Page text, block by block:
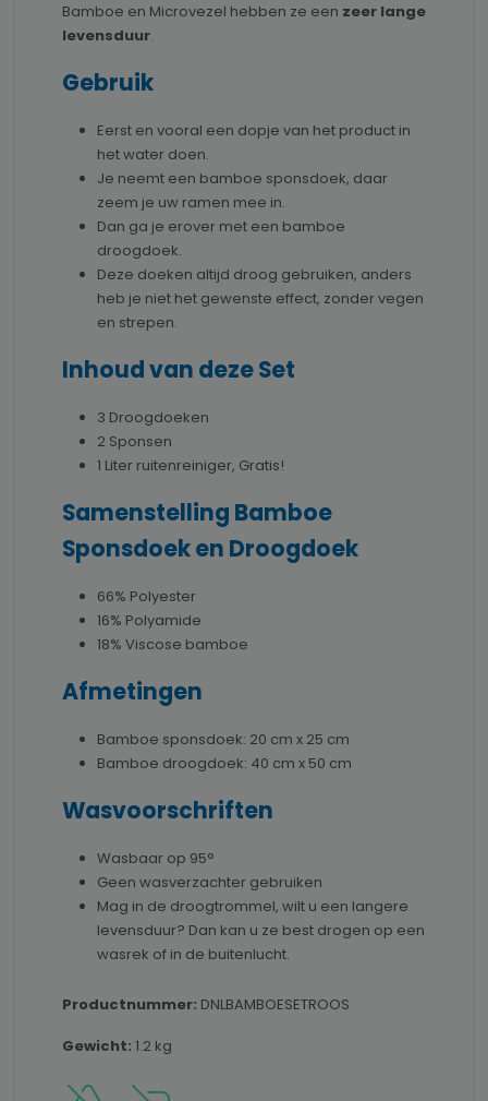
Bamboe en Microvezel hebben ze een zeer lange
levensduur.
Gebruik
Eerst en vooral een dopje van het product in
het water doen.
Je neemt een bamboe sponsdoek, daar
zeem je uw ramen mee in.
Dan ga je erover met een bamboe
droogdoek.
Deze doeken altijd droog gebruiken, anders
heb je niet het gewenste effect, zonder vegen
en strepen.
Inhoud van deze Set
3 Droogdoeken
2 Sponsen
1 Liter ruitenreiniger, Gratis!
Samenstelling Bamboe
Sponsdoek en Droogdoek
66% Polyester
16% Polyamide
18% Viscose bamboe
Afmetingen
Bamboe sponsdoek: 20 cm x 25 cm
Bamboe droogdoek: 40 cm x 50 cm
Wasvoorschriften
Wasbaar op 95°
Geen wasverzachter gebruiken
Mag in de droogtrommel, wilt u een langere
levensduur? Dan kan u ze best drogen op een
wasrek of in de buitenlucht.
Productnummer: DNLBAMBOESETROOS
Gewicht: 1.2 kg